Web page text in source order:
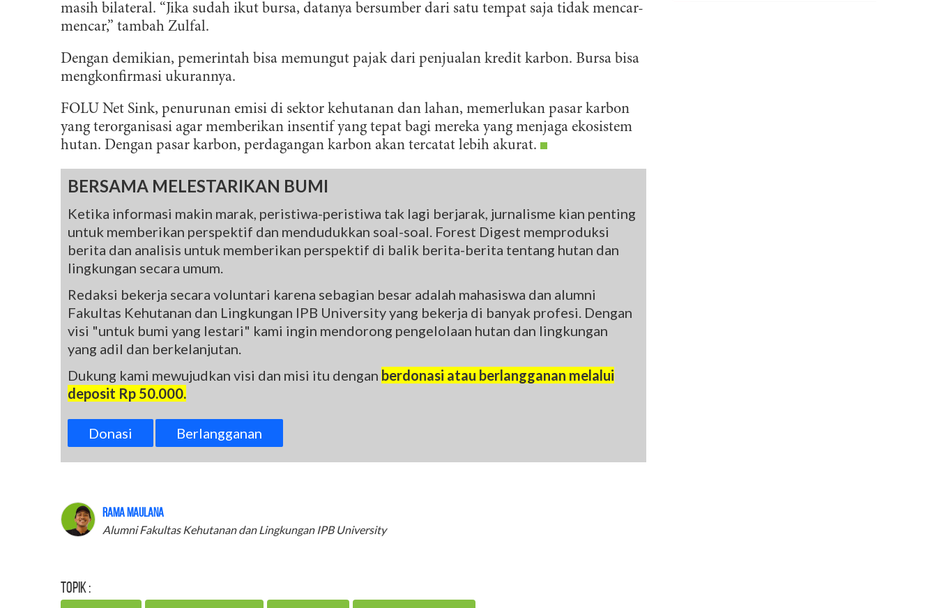
masih bilateral. “Jika sudah ikut bursa, datanya bersumber dari satu tempat saja tidak mencar-
mencar,” tambah Zulfal.
Dengan demikian, pemerintah bisa memungut pajak dari penjualan kredit karbon. Bursa bisa
mengkonfirmasi ukurannya.
FOLU Net Sink, penurunan emisi di sektor kehutanan dan lahan, memerlukan pasar karbon
yang terorganisasi agar memberikan insentif yang tepat bagi mereka yang menjaga ekosistem
hutan. Dengan pasar karbon, perdagangan karbon akan tercatat lebih akurat.
BERSAMA MELESTARIKAN BUMI
Ketika informasi makin marak, peristiwa-peristiwa tak lagi berjarak, jurnalisme kian penting
untuk memberikan perspektif dan mendudukkan soal-soal. Forest Digest memproduksi
berita dan analisis untuk memberikan perspektif di balik berita-berita tentang hutan dan
lingkungan secara umum.
Redaksi bekerja secara voluntari karena sebagian besar adalah mahasiswa dan alumni
Fakultas Kehutanan dan Lingkungan IPB University yang bekerja di banyak profesi. Dengan
visi "untuk bumi yang lestari" kami ingin mendorong pengelolaan hutan dan lingkungan
yang adil dan berkelanjutan.
Dukung kami mewujudkan visi dan misi itu dengan berdonasi atau berlangganan melalui
deposit Rp 50.000.
Donasi Berlangganan
Rama Maulana
Alumni Fakultas Kehutanan dan Lingkungan IPB University
Topik :